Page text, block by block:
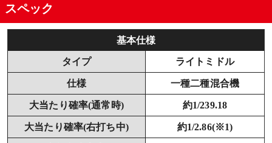
スペック
基本仕様
タイプ ライトミドル
仕様 一種二種混合機
大当たり確率(通常時) 約1/239.18
大当たり確率(右打ち中) 約1/2.86(※1)